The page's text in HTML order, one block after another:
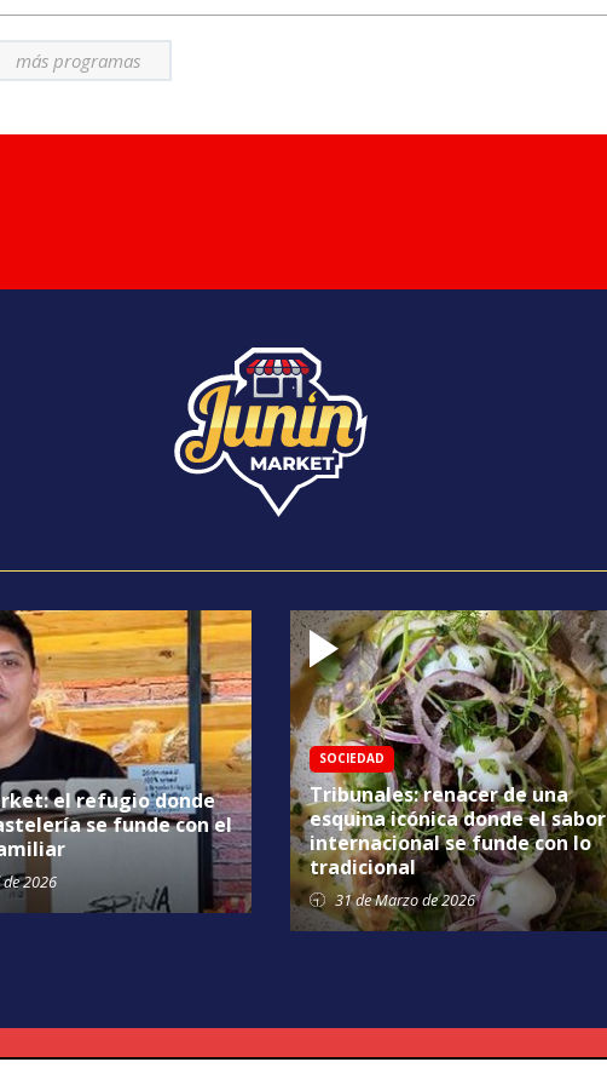
más programas
el refugio donde
se funde con el
de 2026
SOCIEDAD
Tribunales: renacer de una
esquina icónica donde el sabor
internacional se funde con lo
tradicional
31 deMarzode 2026